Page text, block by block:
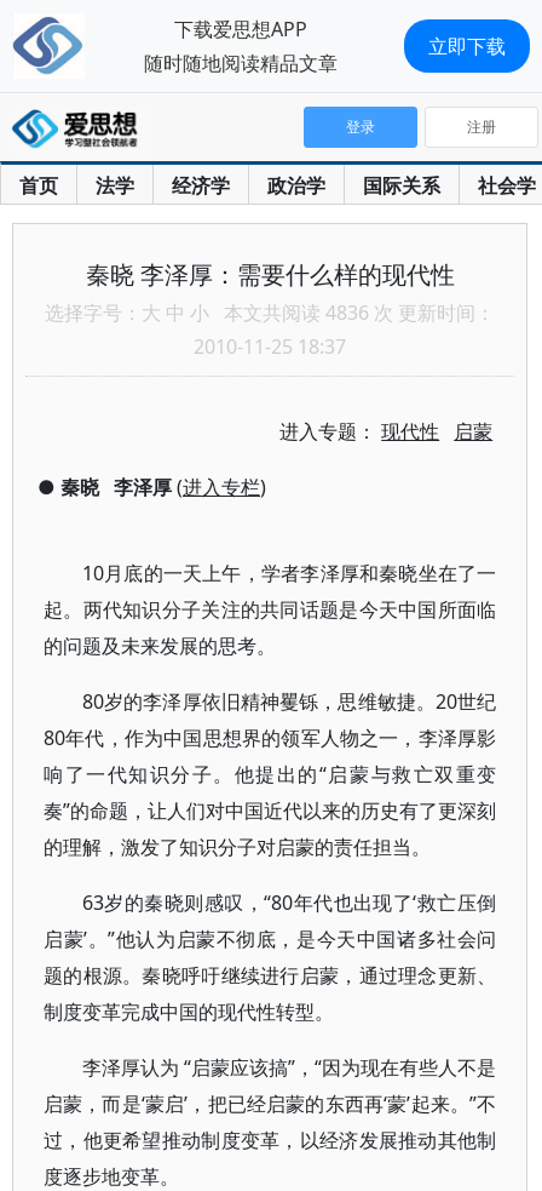
首页 法学 经济学 政治学 国际关系 社会学
登录 注册
秦晓 李泽厚：需要什么样的现代性
选择字号： 大 中 小 本文共阅读 4836 次 更新时间：
2010-11-25 18:37
进入专题：现代性 启蒙
● 秦晓 李泽厚(进入专栏)
10月底的一天上午，学者李泽厚和秦晓坐在了一
起。两代知识分子关注的共同话题是今天中国所面临
的问题及未来发展的思考。
80岁的李泽厚依旧精神矍铄，思维敏捷。20世纪
80年代，作为中国思想界的领军人物之一，李泽厚影
响了一代知识分子。他提出的“启蒙与救亡双重变
奏”的命题，让人们对中国近代以来的历史有了更深刻
的理解，激发了知识分子对启蒙的责任担当。
63岁的秦晓则感叹，“80年代也出现了‘救亡压倒
启蒙’。”他认为启蒙不彻底，是今天中国诸多社会问
题的根源。秦晓呼吁继续进行启蒙，通过理念更新、
制度变革完成中国的现代性转型。
李泽厚认为 “启蒙应该搞”，“因为现在有些人不是
启蒙，而是‘蒙启’，把已经启蒙的东西再‘蒙’起来。”不
过，他更希望推动制度变革，以经济发展推动其他制
度逐步地变革。
下载爱思想APP
随时随地阅读精品文章
立即下载